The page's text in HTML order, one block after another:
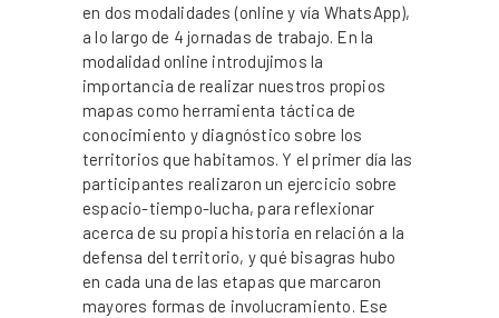
en dos modalidades (online y vía WhatsApp),
a lo largo de 4 jornadas de trabajo. En la
modalidad online introdujimos la
importancia de realizar nuestros propios
mapas como herramienta táctica de
conocimiento y diagnóstico sobre los
territorios que habitamos. Y el primer día las
participantes realizaron un ejercicio sobre
espacio-tiempo-lucha, para reflexionar
acerca de su propia historia en relación a la
defensa del territorio, y qué bisagras hubo
en cada una de las etapas que marcaron
mayores formas de involucramiento. Ese